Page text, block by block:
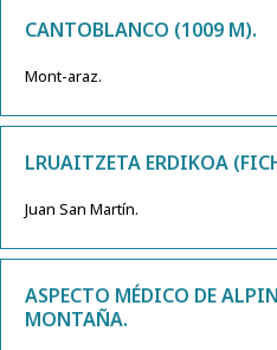
CANTOBLANCO (1009 M).
Mont-araz.
LRUAITZETA ERDIKOA
Juan San Martín.
ASPECTO MÉDICO DE
MONTAÑA.